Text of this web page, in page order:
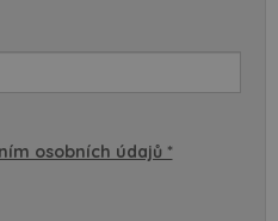
osobních údajů *